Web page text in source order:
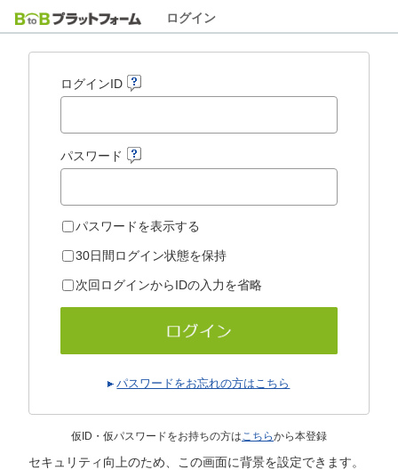
ログイン
ログインID
パスワード
パスワードを表示する
30日間ログイン状態を保持
次回ログインからIDの入力を省略
パスワードをお忘れの方はこちら
仮ID・仮パスワードをお持ちの方はこちらから本登録
セキュリティ向上のため、この画面に背景を設定できます。